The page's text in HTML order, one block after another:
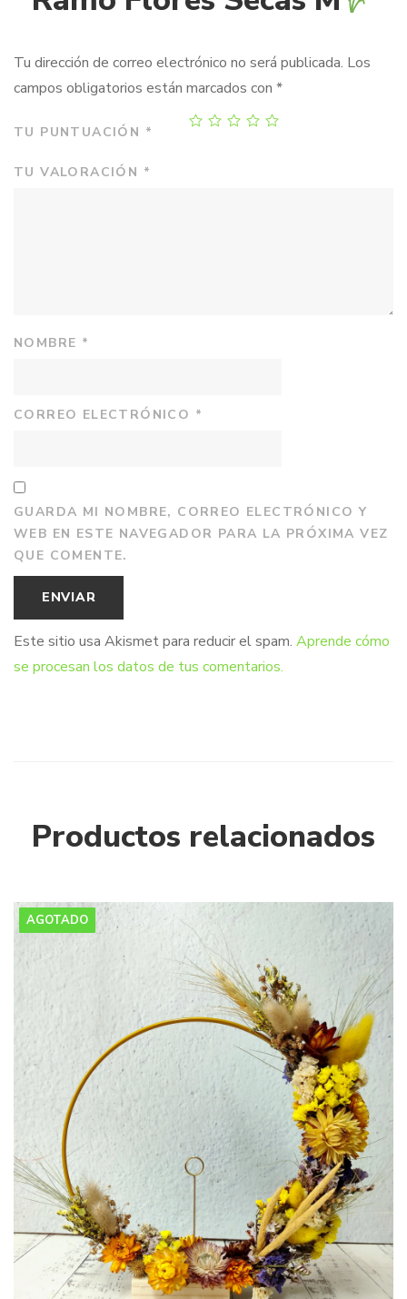
Tu dirección de correo electrónico no será publicada. Los
campos obligatorios están marcados con *
TU PUNTUACIÓN *
TU VALORACIÓN *
NOMBRE *
CORREO ELECTRÓNICO *
GUARDA MI NOMBRE, CORREO ELECTRÓNICO Y
WEB EN ESTE NAVEGADOR PARA LA PRÓXIMA VEZ
QUE COMENTE.
Este sitio usa Akismet para reducir el spam. Aprende cómo
se procesan los datos de tus comentarios.
Productos relacionados
AGOTADO